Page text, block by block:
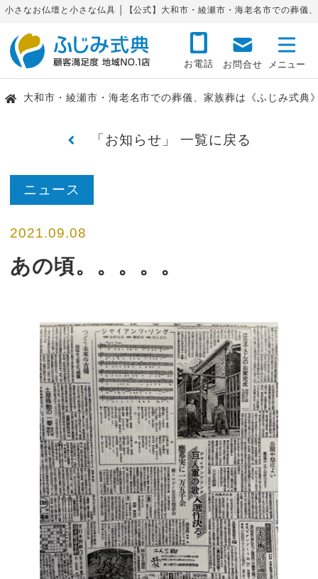
小さなお仏壇と小さな仏具 │【公式】大和市・綾瀬市・海老名市での葬儀
お電話 お問合せ
大和市・綾瀬市・海老名市での葬儀、家族葬は《ふじみ式典
「お知らせ」 一覧に戻る
ニュース
2021.09.08
あの頃。。。。。